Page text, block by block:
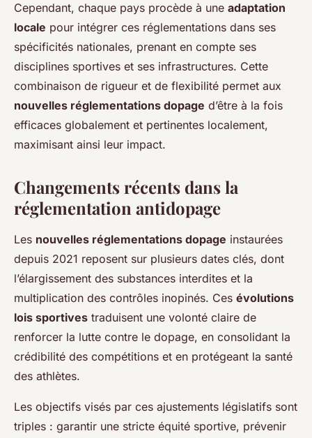
Cependant, chaque pays procède à une adaptation
locale pour intégrer ces réglementations dans ses
spécificités nationales, prenant en compte ses
disciplines sportives et ses infrastructures. Cette
combinaison de rigueur et de flexibilité permet aux
nouvelles réglementations dopage d’être à la fois
efficaces globalement et pertinentes localement,
maximisant ainsi leur impact.
Changements récents dans la
réglementation antidopage
Les nouvelles réglementations dopage instaurées
depuis 2021 reposent sur plusieurs dates clés, dont
l’élargissement des substances interdites et la
multiplication des contrôles inopinés. Ces évolutions
lois sportives traduisent une volonté claire de
renforcer la lutte contre le dopage, en consolidant la
crédibilité des compétitions et en protégeant la santé
des athlètes.
Les objectifs visés par ces ajustements législatifs sont
triples : garantir une stricte équité sportive, prévenir